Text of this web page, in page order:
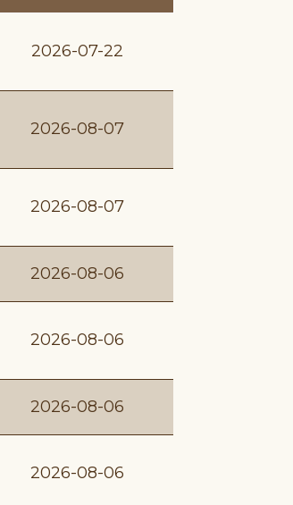
2026-07-22
2026-08-07
2026-08-07
2026-08-06
2026-08-06
2026-08-06
2026-08-06